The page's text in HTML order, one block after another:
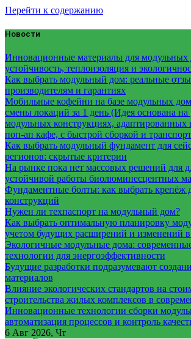
Перейти к содержанию
Новости
Инновационные материалы для модульных
устойчивость, теплоизоляция и
Как выбрать модульный дом: реальные
производителям и гарантиях
Мобильные кофейни на базе модульных
смены локаций за 1 день (Идея основана на
модульных конструкциях, адаптированных
поп-ап кафе, с быстрой сборкой и
Как выбрать модульный фундамент для
регионов: скрытые критерии
На рынке пока нет массовых решений для
устойчивой работы биолюминесцентных
Фундаментные болты: как выбрать крепёж
конструкций
Нужен ли техпаспорт на модульный дом?
Как выбрать оптимальную планировку
учетом будущих расширений и изменений в
Экологичные модульные дома:
технологии для энергоэффективности
Будущие разработки подразумевают
материалов
Влияние экологических стандартов на
строительства жилых комплексов в
Инновационные технологии сборки
автоматизация процессов и контроль
6 Авг 2026, Чт